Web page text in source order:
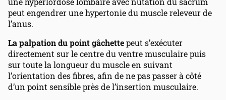
peut engendrer une hypertonie du muscle releveur de
l’anus.
La palpation du point gâchettepeut s’exécuter
directement sur le centre du ventre musculaire puis
sur toute la longueur du muscle en suivant
l’orientation des fibres, afin de ne pas passer à côté
d’un point sensible près de l’insertion musculaire.